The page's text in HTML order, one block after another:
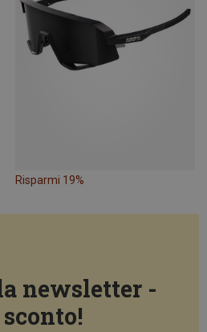
Risparmi 19%
newsletter -